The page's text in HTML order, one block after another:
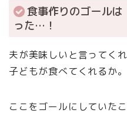
食事作りのゴール
った…！
夫が美味しいと言ってくれ
子どもが食べてくれるか。
ここをゴールにしていた